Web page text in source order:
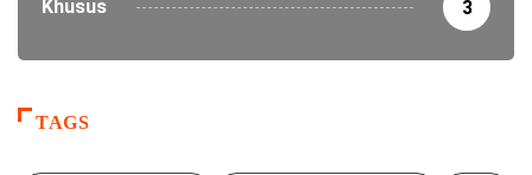
Khusus 3
TAGS